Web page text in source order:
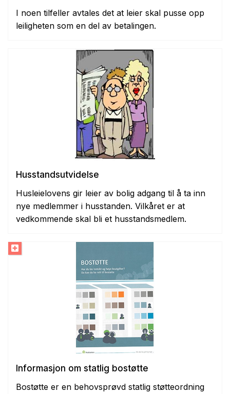
I noen tilfeller avtales det at leier skal pusse opp
leiligheten som en del av betalingen.
Husstandsutvidelse
Husleielovens gir leier av bolig adgang til å ta inn
nye medlemmer i husstanden. Vilkåret er at
vedkommende skal bli et husstandsmedlem.
Informasjon om statlig bostøtte
Bostøtte er en behovsprøvd statlig støtteordning